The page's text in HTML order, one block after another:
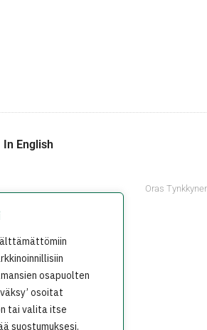
osapuolten
osoitat
tai valita itse
suostumuksesi.
In English
Oras